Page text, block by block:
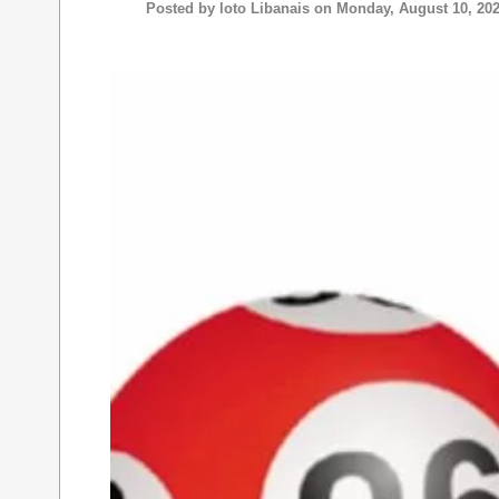
Posted by loto Libanais on Monday, August 10,